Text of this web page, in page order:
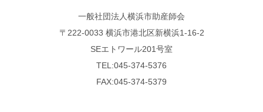
一般社団法人横浜市助産師会
〒222-0033 横浜市港北区新横浜1-16-2
SEエトワール201号室
TEL:045-374-5376
FAX:045-374-5379